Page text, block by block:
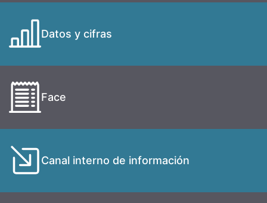
Datos y cifras
Face
Canal interno de información